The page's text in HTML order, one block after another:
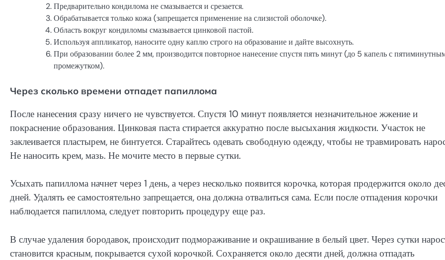
Предварительно кондилома не смазывается и срезается.
Обрабатывается только кожа (запрещается применение на слизистой оболочке).
Область вокруг кондиломы смазывается цинковой пастой.
Используя аппликатор, наносите одну каплю строго на образование и дайте высохнуть.
При образовании более 2 мм, производится повторное нанесение спустя пять минут (до 5 капель с
промежутком).
Через сколько времени отпадет папиллома
После нанесения сразу ничего не чувствуется. Спустя 10 минут появляется незначительное жжение и
покраснение образования. Цинковая паста стирается аккуратно после высыхания жидкости. Участок не
заклеивается пластырем, не бинтуется. Старайтесь одевать свободную одежду, чтобы не травмировать
Не наносить крем, мазь. Не мочите место в первые сутки.
Усыхать папиллома начнет через 1 день, а через несколько появится корочка, которая продержится около
дней. Удалять ее самостоятельно запрещается, она должна отвалиться сама. Если после отпадения корочки
наблюдается папиллома, следует повторить процедуру еще раз.
В случае удаления бородавок, происходит подмораживание и окрашивание в белый цвет. Через сутки
становится красным, покрывается сухой корочкой. Сохраняется около десяти дней, должна отпадать